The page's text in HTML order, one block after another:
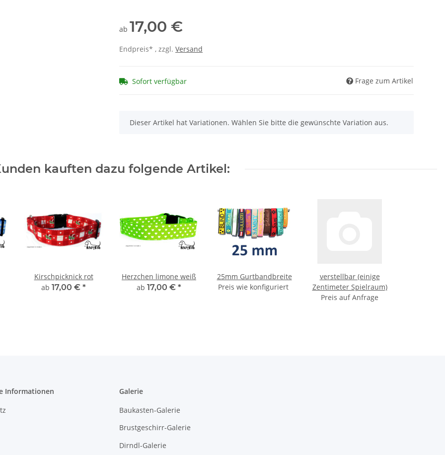
ab 17,00 €
Endpreis* , zzgl. Versand
Sofort verfügbar Frage zum Artikel
x
Dieser Artikel hat Variationen. Wählen Sie bitte die gewünschte Variation aus.
kauften dazu folgende Artikel:
Kirschpicknick rot
ab 17,00 € *
Herzchen limone weiß
ab 17,00 € *
25mm Gurtbandbreite
Preis wie konfiguriert
verstellbar (einige
Zentimeter Spielraum)
Preis auf Anfrage
Informationen Galerie
Baukasten-Galerie
Brustgeschirr-Galerie
Dirndl-Galerie